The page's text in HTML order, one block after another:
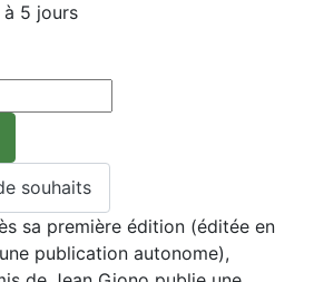
5 jours
sa première édition (éditée en
publication autonome),